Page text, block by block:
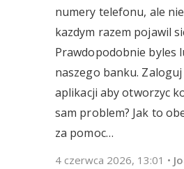
numery telefonu, ale
kazdym razem pojawil
Prawdopodobnie byles
naszego banku.
aplikacji aby otworzyc
sam problem? Jak to
za pomoc…
4 czerwca 2026, 13:01 •